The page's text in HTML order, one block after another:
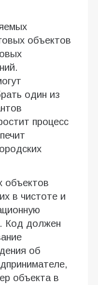
объектов
один из
процесс
объектов
в чистоте и
Код должен
об
объекта в